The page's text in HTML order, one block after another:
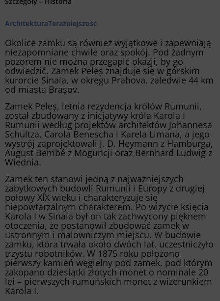
ArchitekturaTeraźniejszość
Okolice zamku są również wyjątkowe i zapewniają
niezapomniane chwile oraz spokój. Pod żadnym
pozorem nie można przegapić okazji, by go
odwiedzić. Zamek Peleș znajduje się w górskim
kurorcie Sinaia, w okręgu Prahova, zaledwie 44 km
od miasta Brașov.
Zamek Peleș, letnia rezydencja królów Rumunii,
został zbudowany z inicjatywy króla Karola I
Rumunii według projektów architektów Johannesa
Schultza, Carola Benescha i Karela Limana, a jego
wystrój zaprojektowali J. D. Heymann z Hamburga,
August Bembé z Moguncji oraz Bernhard Ludwig z
Wiednia.
Zamek ten stanowi jedną z najważniejszych
zabytkowych budowli Rumunii i Europy z drugiej
połowy XIX wieku i charakteryzuje się
niepowtarzalnym charakterem. Po wizycie księcia
Karola I w Sinaia był on tak zachwycony pięknem
otoczenia, że postanowił zbudować zamek w
ustronnym i malowniczym miejscu. W budowie
zamku, która trwała około dwóch lat, uczestniczyło
trzystu robotników. W 1875 roku położono
pierwszy kamień węgielny pod zamek, pod którym
zakopano dziesiątki złotych monet o nominale 20
lei – pierwszych rumuńskich monet z wizerunkiem
Karola I.